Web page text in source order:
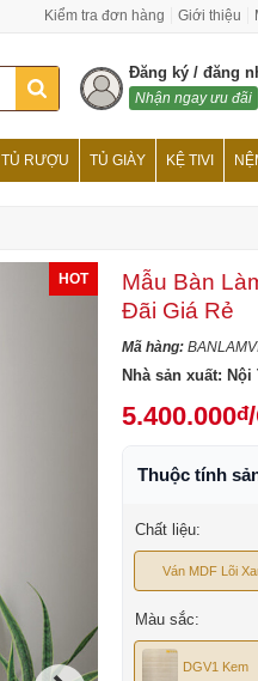
Kiểm tra đơn hàng Giới thiệu
Đăng ký / đăng
Nhận ngay ưu đãi
TỦ RƯỢU TỦ GIÀY KỆ TIVI
HOT
Mẫu Bàn
Đãi Giá Rẻ
Mã hàng:
Nhà sản xuất: Nội
5.400.000đ
Thuộc tính
Chất liệu:
Ván MDF Lõi
Màu sắc:
DGV1 Kem